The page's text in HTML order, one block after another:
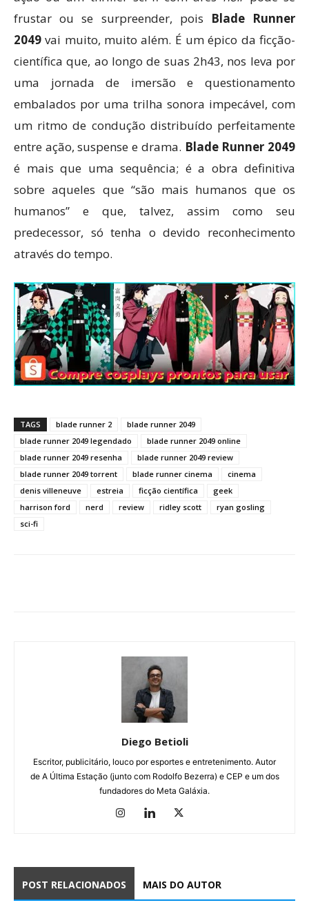
frustar ou se surpreender, pois Blade Runner
2049 vai muito, muito além. É um épico da ficção-
científica que, ao longo de suas 2h43, nos leva por
uma jornada de imersão e questionamento
embalados por uma trilha sonora impecável, com
um ritmo de condução distribuído perfeitamente
entre ação, suspense e drama. Blade Runner 2049
é mais que uma sequência; é a obra definitiva
sobre aqueles que “são mais humanos que os
humanos” e que, talvez, assim como seu
predecessor, só tenha o devido reconhecimento
através do tempo.
TAGS blade runner 2
blade runner 2049
blade runner 2049 legendado
blade runner 2049 online
blade runner 2049 resenha
blade runner 2049 review
blade runner 2049 torrent
blade runner cinema
cinema
denis villeneuve
estreia ficção científica
geek
harrison ford
nerd review ridley scott
ryan gosling
sci-fi
Diego Betioli
Escritor, publicitário, louco por esportes e entretenimento. Autor
de A Última Estação (junto com Rodolfo Bezerra) e CEP e um dos
fundadores do Meta Galáxia.
POST RELACIONADOS MAIS DO AUTOR